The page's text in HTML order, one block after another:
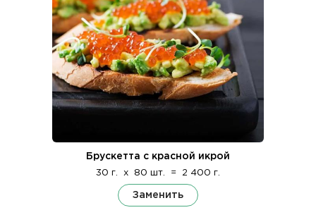
Брускетта с красной икрой
30 г. x 80 шт. = 2 400 г.
Заменить